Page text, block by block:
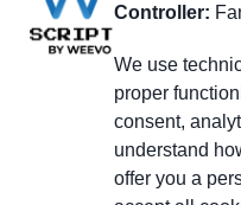
Informations légales
Farmfront S.p.A.
Usine et Siège social: Via S.
Controller:
We use
proper
consent,
understand
offer you a